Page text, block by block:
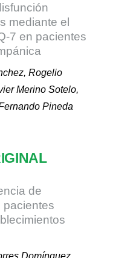
mediante el
7 en pacientes
Rogelio
Merino Sotelo,
Pineda
de
pacientes
Domínguez,